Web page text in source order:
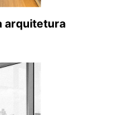
arquitetura